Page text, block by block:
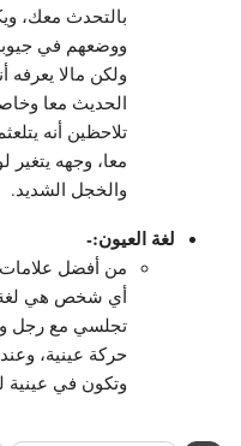
بالتحدث معك،
ووضعهم في
ولكن مالا يعرفه
الحديث معا
تلاحظين أنه
معا، وجهه يتغير
والخجل الشديد.
لغة العيون:-
من أفضل علامات
أي شخص هي لغة
تجلسي مع رجل
حركة عينية،
وتكون في